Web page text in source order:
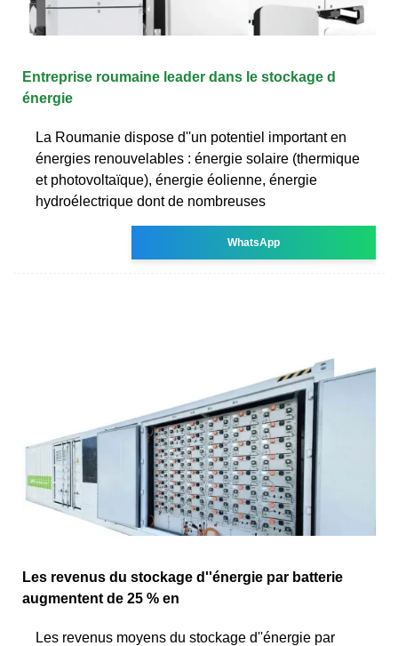
Entreprise roumaine leader dans le stockage d
énergie
La Roumanie dispose d''un potentiel important en
énergies renouvelables : énergie solaire (thermique
et photovoltaïque), énergie éolienne, énergie
hydroélectrique dont de nombreuses
WhatsApp
Les revenus du stockage d''énergie par batterie
augmentent de 25 % en
Les revenus moyens du stockage d''énergie par